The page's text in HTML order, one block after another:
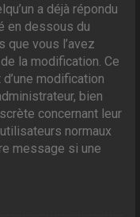
a déjà répondu
en dessous du
que vous l’avez
la modification. Ce
d’une modification
bien
concernant leur
normaux
message si une